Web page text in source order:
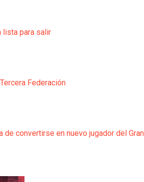
lista para salir
Federación
de convertirse en nuevo jugador del